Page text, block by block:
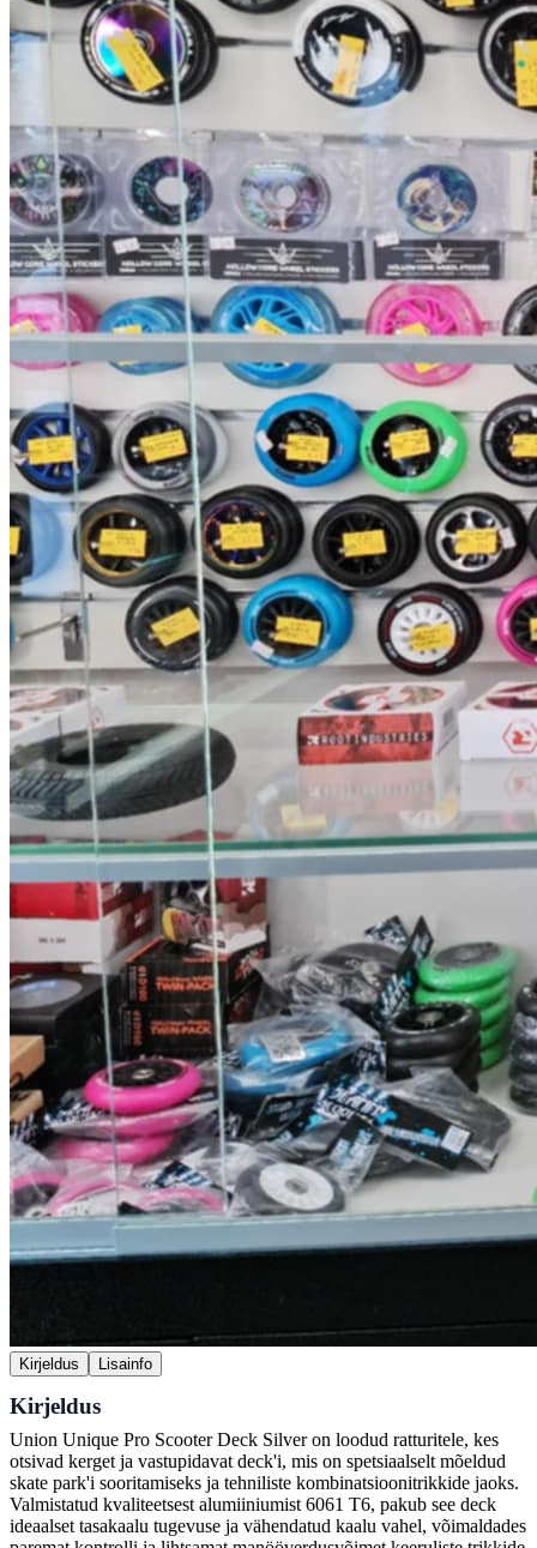
Kirjeldus Lisainfo
Kirjeldus
Union Unique Pro Scooter Deck Silver on loodud ratturitele, kes
otsivad kerget ja vastupidavat deck'i, mis on spetsiaalselt mõeldud
skate park'i sooritamiseks ja tehniliste kombinatsioonitrikkide jaoks.
Valmistatud kvaliteetsest alumiiniumist 6061 T6, pakub see deck
ideaalset tasakaalu tugevuse ja vähendatud kaalu vahel, võimaldades